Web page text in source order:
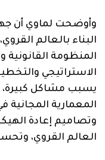
وأوضحت لماوي أن
البناء بالعالم
المنظومة
الاستراتيجي
يسبب مشاكل
المعمارية المجانية
وتصاميم إعادة
العالم القروي،